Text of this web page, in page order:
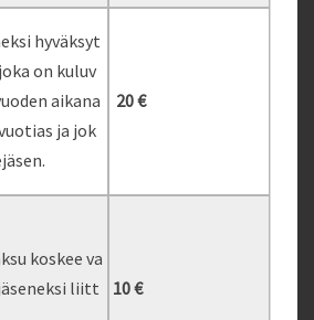
hyväksyt
on kuluv
aikana
ja jok
20 €
koskee va
liitt
10 €